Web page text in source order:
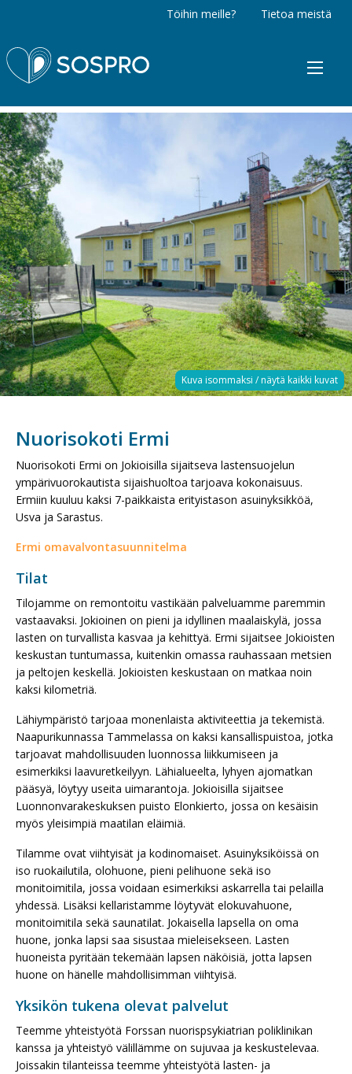
Tietoa meistä
Töihin meille?
Sospro
Nuorisokoti Ermi
Nuorisokoti Ermi on Jokioisilla sijaitseva lastensuojelun
ympärivuorokautista sijaishuoltoa tarjoava kokonaisuus.
Ermiin kuuluu kaksi 7-paikkaista erityistason asuinyksikköä,
Usva ja Sarastus.
Ermi omavalvontasuunnitelma
Tilat
Tilojamme on remontoitu vastikään palveluamme paremmin
vastaavaksi. Jokioinen on pieni ja idyllinen maalaiskylä, jossa
lasten on turvallista kasvaa ja kehittyä. Ermi sijaitsee Jokioisten
keskustan tuntumassa, kuitenkin omassa rauhassaan metsien
ja peltojen keskellä. Jokioisten keskustaan on matkaa noin
kaksi kilometriä.
Lähiympäristö tarjoaa monenlaista aktiviteettia ja tekemistä.
Naapurikunnassa Tammelassa on kaksi kansallispuistoa, jotka
tarjoavat mahdollisuuden luonnossa liikkumiseen ja
esimerkiksi laavuretkeilyyn. Lähialueelta, lyhyen ajomatkan
pääsyä, löytyy useita uimarantoja. Jokioisilla sijaitsee
Luonnonvarakeskuksen puisto Elonkierto, jossa on kesäisin
myös yleisimpiä maatilan eläimiä.
Tilamme ovat viihtyisät ja kodinomaiset. Asuinyksiköissä on
iso ruokailutila, olohuone, pieni pelihuone sekä iso
monitoimitila, jossa voidaan esimerkiksi askarrella tai pelailla
yhdessä. Lisäksi kellaristamme löytyvät elokuvahuone,
monitoimitila sekä saunatilat. Jokaisella lapsella on oma
huone, jonka lapsi saa sisustaa mieleisekseen. Lasten
huoneista pyritään tekemään lapsen näköisiä, jotta lapsen
huone on hänelle mahdollisimman viihtyisä.
Yksikön tukena olevat palvelut
Teemme yhteistyötä Forssan nuorispsykiatrian poliklinikan
kanssa ja yhteistyö välillämme on sujuvaa ja keskustelevaa.
Joissakin tilanteissa teemme yhteistyötä lasten- ja